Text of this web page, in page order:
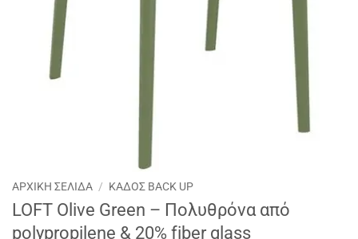
ΑΡΧΙΚΉ ΣΕΛΊΔΑ / ΚΑΔΟΣ BACK UP
LOFT Olive Green – Πολυθρόνα από
polypropilene & 20% fiber glass